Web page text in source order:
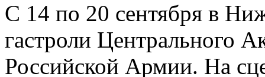
С 14 по 20 сентября в
гастроли Центрального
Российской Армии. На